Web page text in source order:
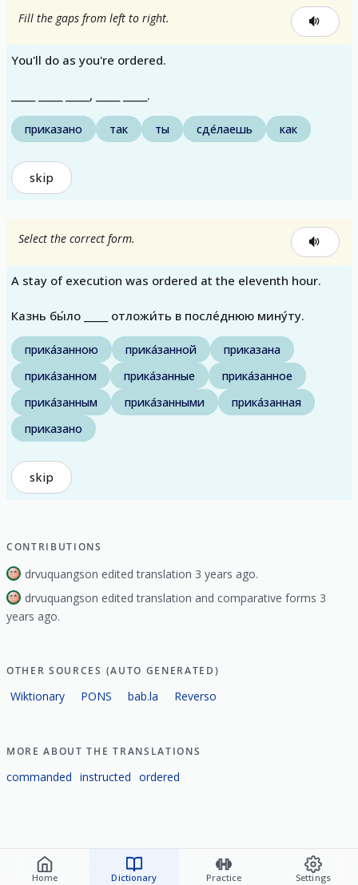
Home Dictionary Practice Settings
Fill the gaps from left to right.
You'll do as you're ordered.
_____ _____ _____, _____ _____.
приказано так ты сде́лаешь как
skip
Select the correct form.
A stay of execution was ordered at the eleventh hour.
Казнь бы́ло _____ отложи́ть в после́днюю мину́ту.
прика́занною прика́занной
приказана
прика́занном
прика́занные
прика́занное
прика́занным
прика́занными
прика́занная
приказано
skip
CONTRIBUTIONS
drvuquangson edited translation 3 years ago.
drvuquangson edited translation and comparative forms 3
years ago.
OTHER SOURCES (AUTO GENERATED)
Wiktionary PONS bab.la Reverso
MORE ABOUT THE TRANSLATIONS
commanded instructed ordered